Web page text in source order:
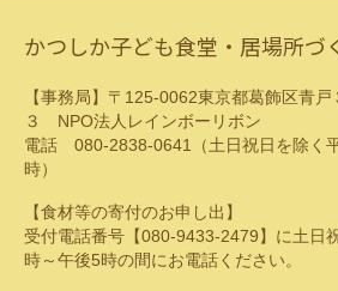
かつしか子ども食堂・居場所づ
【事務局】〒125-0062東京都葛飾区青
３ NPO法人レインボーリボン
電話 080-2838-0641（土日祝日を除く
時）
【食材等の寄付のお申し出】
受付電話番号【080-9433-2479】に土日
時～午後5時の間にお電話ください。